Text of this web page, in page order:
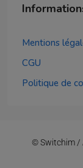
Mentions
CGU
Politique de
© Switchim /